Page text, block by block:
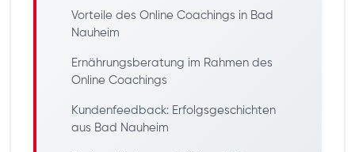
Vorteile des Online Coachings in Bad
Nauheim
Ernährungsberatung im Rahmen des
Online Coachings
Kundenfeedback: Erfolgsgeschichten
aus Bad Nauheim